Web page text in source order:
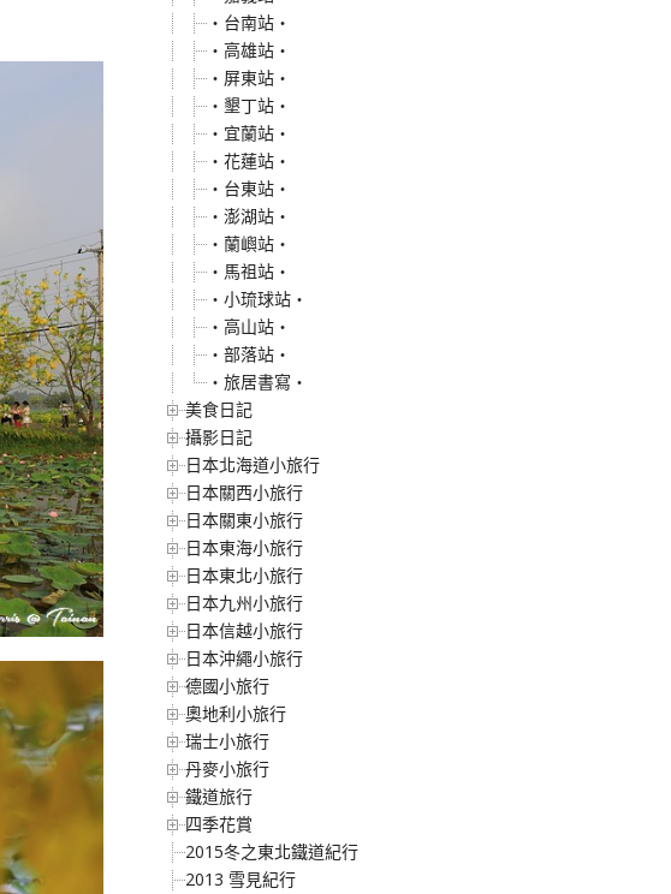
‧台南站‧
‧高雄站‧
‧屏東站‧
‧墾丁站‧
‧宜蘭站‧
‧花蓮站‧
‧台東站‧
‧澎湖站‧
‧蘭嶼站‧
‧馬祖站‧
‧小琉球站‧
‧高山站‧
‧部落站‧
‧旅居書寫‧
美食日記
攝影日記
日本北海道小旅行
日本關西小旅行
日本關東小旅行
日本東海小旅行
日本東北小旅行
日本九州小旅行
日本信越小旅行
日本沖繩小旅行
德國小旅行
奧地利小旅行
瑞士小旅行
丹麥小旅行
鐵道旅行
四季花賞
2015冬之東北鐵道紀行
2013 雪見紀行